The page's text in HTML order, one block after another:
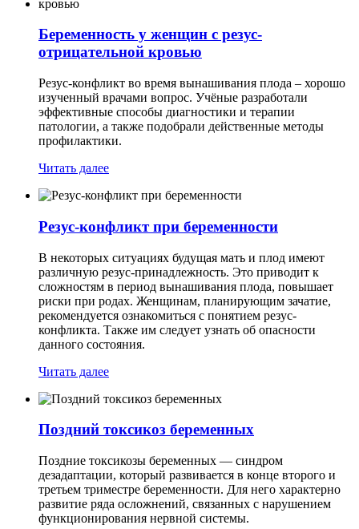
Беременность у женщин с резус-
отрицательной кровью
Резус-конфликт во время вынашивания плода – хорошо
изученный врачами вопрос. Учёные разработали
эффективные способы диагностики и терапии
патологии, а также подобрали действенные методы
профилактики.
Читать далее
Резус-конфликт при беременности
В некоторых ситуациях будущая мать и плод имеют
различную резус-принадлежность. Это приводит к
сложностям в период вынашивания плода, повышает
риски при родах. Женщинам, планирующим зачатие,
рекомендуется ознакомиться с понятием резус-
конфликта. Также им следует узнать об опасности
данного состояния.
Читать далее
Поздний токсикоз беременных
Поздние токсикозы беременных — синдром
дезадаптации, который развивается в конце второго и
третьем триместре беременности. Для него характерно
развитие ряда осложнений, связанных с нарушением
функционирования нервной системы.